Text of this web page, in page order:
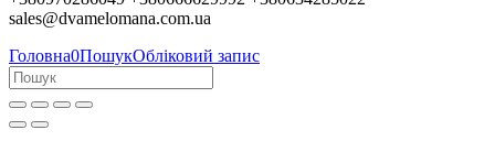
sales@dvamelomana.com.ua
Головна0ПошукОбліковий запис
Колеги, партнери та клієнти!